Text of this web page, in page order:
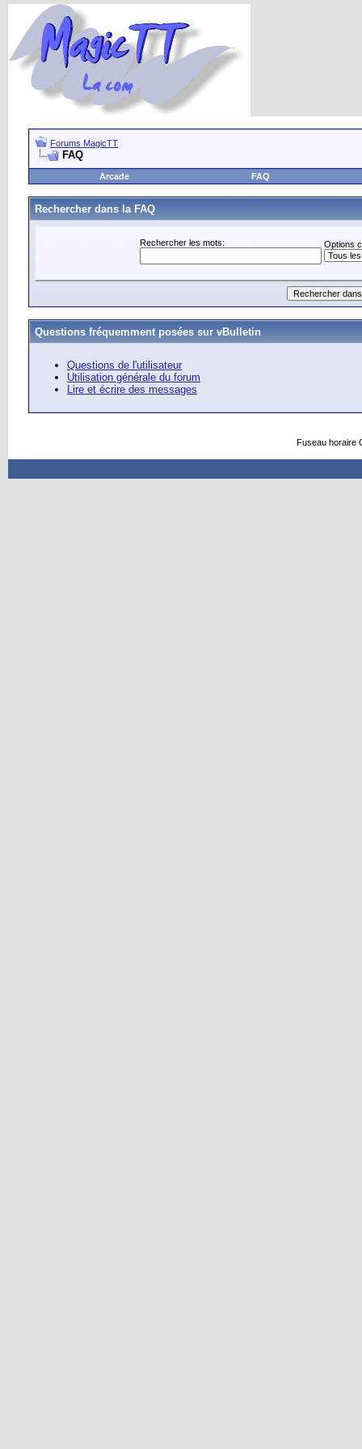
Forums MagicTT
FAQ
Arcade FAQ
Rechercher dans la FAQ
Rechercher les mots: Options
Questions fréquemment posées sur vBulletin
Questions de l'utilisateur
Utilisation générale du forum
Lire et écrire des messages
Fuseau horaire